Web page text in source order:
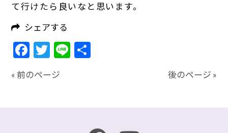
て行けたら良いなと思います。
シェアする
Facebook
Twitter
Line
« 前のページ 後のページ »